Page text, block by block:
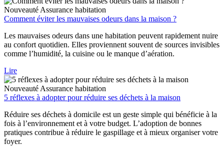
Nouveauté Assurance habitation
Comment éviter les mauvaises odeurs dans la maison ?
Les mauvaises odeurs dans une habitation peuvent rapidement nuire
au confort quotidien. Elles proviennent souvent de sources invisibles
comme l’humidité, la cuisine ou le manque d’aération.
Lire
Nouveauté Assurance habitation
5 réflexes à adopter pour réduire ses déchets à la maison
Réduire ses déchets à domicile est un geste simple qui bénéficie à la
fois à l’environnement et à votre budget. L’adoption de bonnes
pratiques contribue à réduire le gaspillage et à mieux organiser votre
foyer.